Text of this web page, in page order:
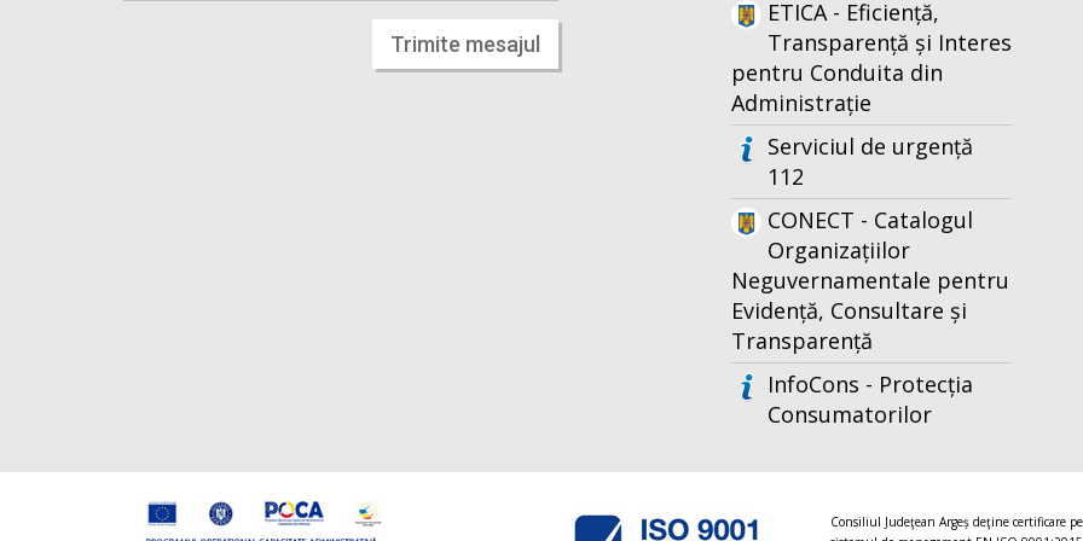
Trimite mesajul
ETICA - Eficiență,
Transparență și Interes
pentru Conduita din
Administrație
Serviciul de urgență
112
CONECT - Catalogul
Organizațiilor
Neguvernamentale pentru
Evidență, Consultare și
Transparență
InfoCons - Protecția
Consumatorilor
Consiliul Judeţean Argeș deţine certificare